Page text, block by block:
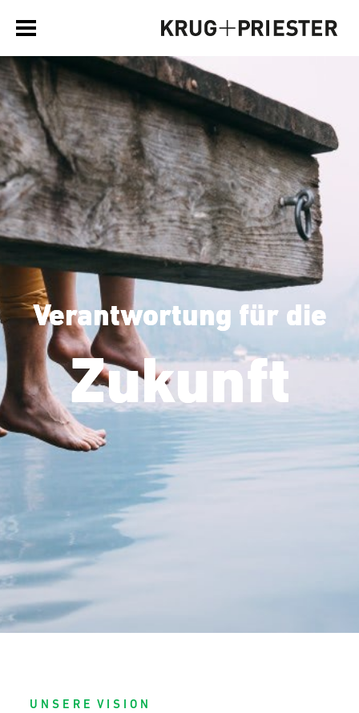
Verantwortung für die
Zukunft
U N S E R E V I S I O N